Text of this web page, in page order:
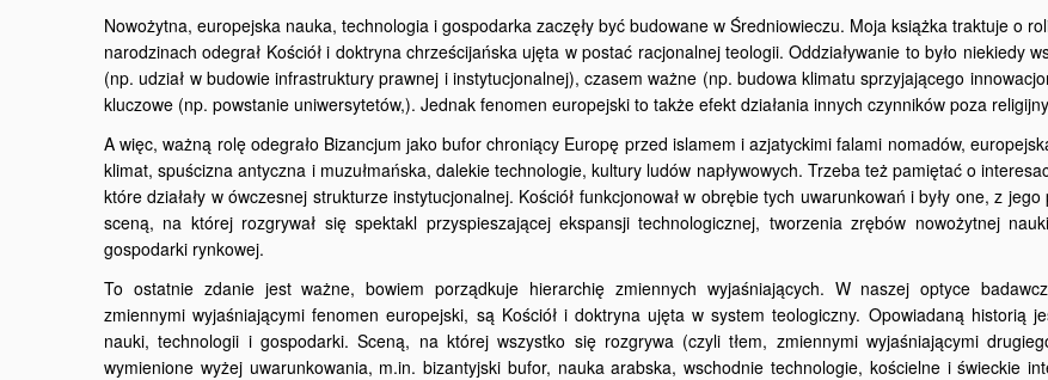
Nowożytna, europejska nauka, technologia i gospodarka zaczęły być budowane w Średniowieczu. Moja książka traktuje o
narodzinach odegrał Kościół i doktryna chrześcijańska ujęta w postać racjonalnej teologii. Oddziaływanie to było niekiedy
(np. udział w budowie infrastruktury prawnej i instytucjonalnej), czasem ważne (np. budowa klimatu sprzyjającego
kluczowe (np. powstanie uniwersytetów,). Jednak fenomen europejski to także efekt działania innych czynników poza
A więc, ważną rolę odegrało Bizancjum jako bufor chroniący Europę przed islamem i azjatyckimi falami nomadów,
klimat, spuścizna antyczna i muzułmańska, dalekie technologie, kultury ludów napływowych. Trzeba też pamiętać o
które działały w ówczesnej strukturze instytucjonalnej. Kościół funkcjonował w obrębie tych uwarunkowań i były one, z jego
sceną, na której rozgrywał się spektakl przyspieszającej ekspansji technologicznej, tworzenia zrębów nowożytnej
gospodarki rynkowej.
To ostatnie zdanie jest ważne, bowiem porządkuje hierarchię zmiennych wyjaśniających. W naszej optyce
zmiennymi wyjaśniającymi fenomen europejski, są Kościół i doktryna ujęta w system teologiczny. Opowiadaną historią
nauki, technologii i gospodarki. Sceną, na której wszystko się rozgrywa (czyli tłem, zmiennymi wyjaśniającymi
wymienione wyżej uwarunkowania, m.in. bizantyjski bufor, nauka arabska, wschodnie technologie, kościelne i świeckie